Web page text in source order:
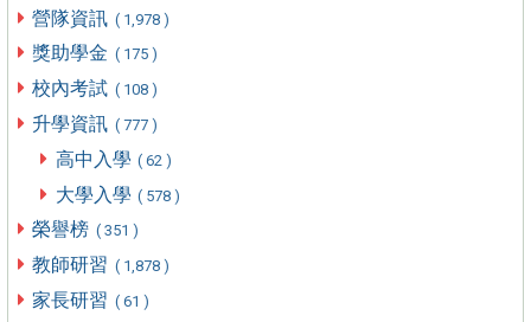
營隊資訊 ( 1,978 )
獎助學金 ( 175 )
校內考試 ( 108 )
升學資訊 ( 777 )
高中入學 ( 62 )
大學入學 ( 578 )
榮譽榜 ( 351 )
教師研習 ( 1,878 )
家長研習 ( 61 )